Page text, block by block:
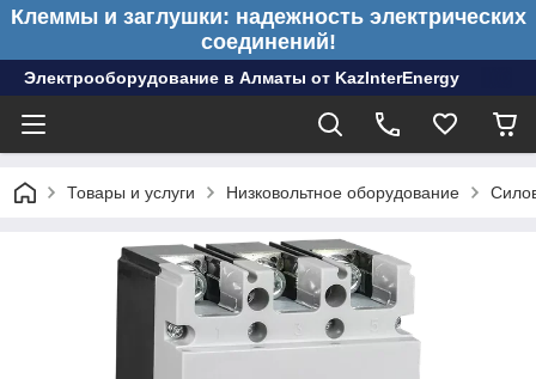
Клеммы и заглушки: надежность электрических
соединений!
Электрооборудование в Алматы от KazInterEnergy
Товары и услуги Низковольтное оборудование